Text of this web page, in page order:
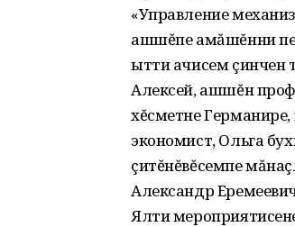
«Управление
ашшĕпе амăшĕнни
ытти ачисем çинчен
Алексей, ашшĕн
хĕсметне
экономист, Ольга
çитĕнĕвĕсемпе
Александр
Ялти